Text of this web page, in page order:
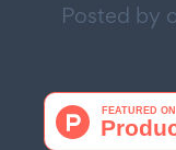
Posted by